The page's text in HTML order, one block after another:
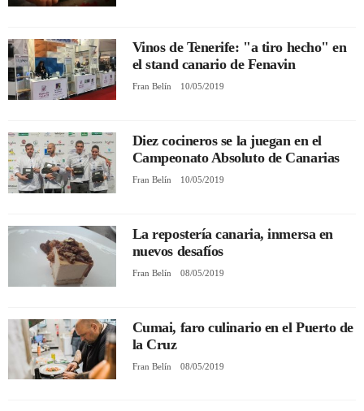
Vinos de Tenerife: "a tiro hecho" en
el stand canario de Fenavin
Fran Belín 10/05/2019
Diez cocineros se la juegan en el
Campeonato Absoluto de Canarias
Fran Belín 10/05/2019
La repostería canaria, inmersa en
nuevos desafíos
Fran Belín 08/05/2019
Cumai, faro culinario en el Puerto de
la Cruz
Fran Belín 08/05/2019